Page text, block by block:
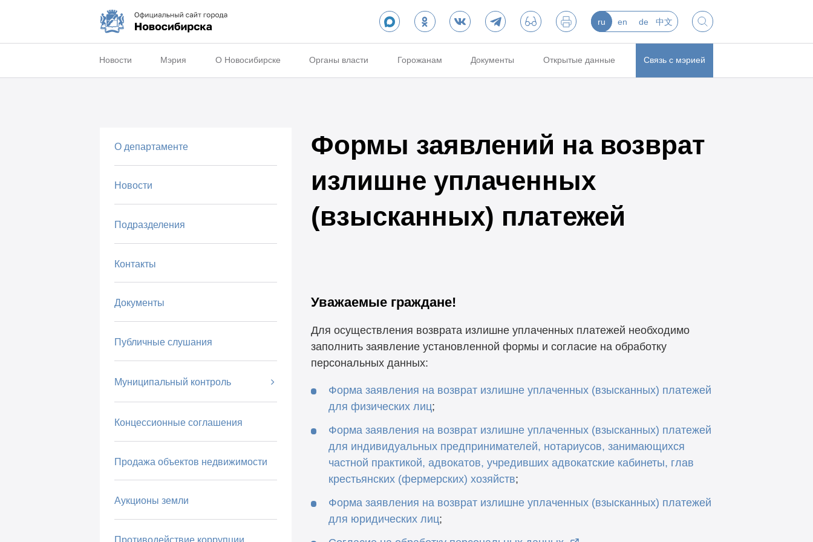
ru en de 中文
Новости Мэрия О Новосибирске Органы власти Горожанам Документы Открытые данные Связь с мэрией
О департаменте
Новости
Подразделения
Контакты
Документы
Публичные слушания
Муниципальный контроль
Концессионные соглашения
Продажа объектов недвижимости
Аукционы земли
Противодействие коррупции
Формы заявлений на возврат
излишне уплаченных
(взысканных) платежей
Уважаемые граждане!
Для осуществления возврата излишне уплаченных платежей необходимо
заполнить заявление установленной формы и согласие на обработку
персональных данных:
Форма заявления на возврат излишне уплаченных (взысканных) платежей
для физических лиц;
Форма заявления на возврат излишне уплаченных (взысканных) платежей
для индивидуальных предпринимателей, нотариусов, занимающихся
частной практикой, адвокатов, учредивших адвокатские кабинеты, глав
крестьянских (фермерских) хозяйств;
Форма заявления на возврат излишне уплаченных (взысканных) платежей
для юридических лиц;